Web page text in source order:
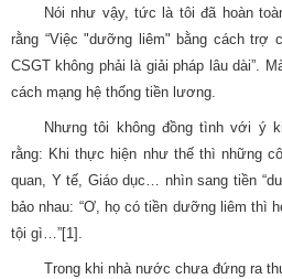
Nói như vậy, tức là tôi đã hoàn
rằng “Việc "dưỡng liêm" bằng cách trợ
CSGT không phải là giải pháp lâu dài”.
cách mạng hệ thống tiền lương.
Nhưng tôi không đồng tình với ý
rằng: Khi thực hiện như thế thì những
quan, Y tế, Giáo dục… nhìn sang tiền
bảo nhau: “Ơ, họ có tiền dưỡng liêm thì
tội gì…”[1].
Trong khi nhà nước chưa đứng ra